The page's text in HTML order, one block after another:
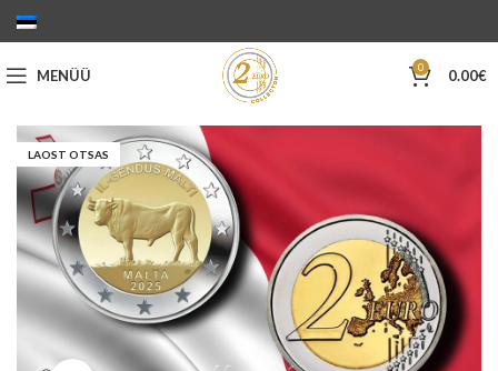
MENÜÜ 0 0.00€
LAOST OTSAS